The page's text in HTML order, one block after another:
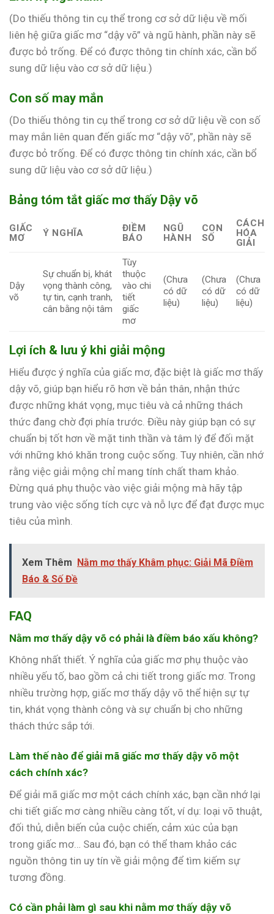
(Do thiếu thông tin cụ thể trong cơ sở dữ liệu về mối
liên hệ giữa giấc mơ “dậy võ” và ngũ hành, phần này sẽ
được bỏ trống. Để có được thông tin chính xác, cần bổ
sung dữ liệu vào cơ sở dữ liệu.)
Con số may mắn
(Do thiếu thông tin cụ thể trong cơ sở dữ liệu về con số
may mắn liên quan đến giấc mơ “dậy võ”, phần này sẽ
được bỏ trống. Để có được thông tin chính xác, cần bổ
sung dữ liệu vào cơ sở dữ liệu.)
Bảng tóm tắt giấc mơ thấy Dậy võ
GIẤC
MƠ
Ý NGHĨA
ĐIỀM
BÁO
NGŨ
HÀNH
CON
SỐ
CÁCH
HÓA
GIẢI
Dậy
võ
Sự chuẩn bị, khát
vọng thành công,
tự tin, cạnh tranh,
cân bằng nội tâm
Tùy
thuộc
vào chi
tiết
giấc
mơ
(Chưa
có dữ
liệu)
(Chưa
có dữ
liệu)
(Chưa
có dữ
liệu)
Lợi ích & lưu ý khi giải mộng
Hiểu được ý nghĩa của giấc mơ, đặc biệt là giấc mơ thấy
dậy võ, giúp bạn hiểu rõ hơn về bản thân, nhận thức
được những khát vọng, mục tiêu và cả những thách
thức đang chờ đợi phía trước. Điều này giúp bạn có sự
chuẩn bị tốt hơn về mặt tinh thần và tâm lý để đối mặt
với những khó khăn trong cuộc sống. Tuy nhiên, cần nhớ
rằng việc giải mộng chỉ mang tính chất tham khảo.
Đừng quá phụ thuộc vào việc giải mộng mà hãy tập
trung vào việc sống tích cực và nỗ lực để đạt được mục
tiêu của mình.
Xem Thêm Nằm mơ thấy Khâm phục: Giải Mã Điềm
Báo & Số Đề
FAQ
Nằm mơ thấy dậy võ có phải là điềm báo xấu không?
Không nhất thiết. Ý nghĩa của giấc mơ phụ thuộc vào
nhiều yếu tố, bao gồm cả chi tiết trong giấc mơ. Trong
nhiều trường hợp, giấc mơ thấy dậy võ thể hiện sự tự
tin, khát vọng thành công và sự chuẩn bị cho những
thách thức sắp tới.
Làm thế nào để giải mã giấc mơ thấy dậy võ một
cách chính xác?
Để giải mã giấc mơ một cách chính xác, bạn cần nhớ lại
chi tiết giấc mơ càng nhiều càng tốt, ví dụ: loại võ thuật,
đối thủ, diễn biến của cuộc chiến, cảm xúc của bạn
trong giấc mơ… Sau đó, bạn có thể tham khảo các
nguồn thông tin uy tín về giải mộng để tìm kiếm sự
tương đồng.
Có cần phải làm gì sau khi nằm mơ thấy dậy võ